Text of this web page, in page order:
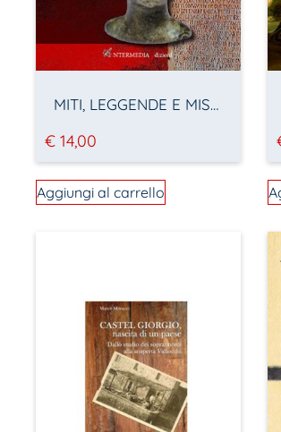
MITI, LEGGENDE E MISTERI DELL’ALFINA E DINTORNI – Quattromila anni di ricostruzioni tra storia, leggenda e magia
€ 14,00
Aggiungi al carrello